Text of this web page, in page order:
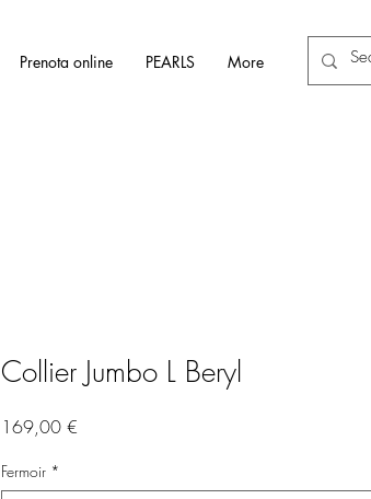
Prenota online PEARLS More
Collier Jumbo L Beryl
169,00 €
Fermoir *